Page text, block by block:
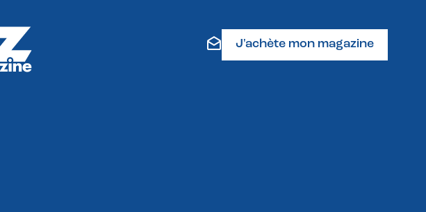
J'achète mon magazine